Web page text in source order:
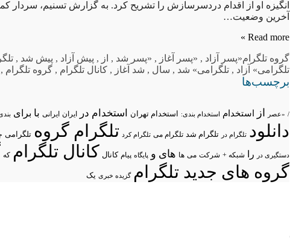
انگیزه او از اقدام دردسرسازش را تشریح کرد. به گزارش تسنیم، سردار
آخرین وضعیت…
Read more »
گروه تلگرام«پسر آزاد , «پسر آغاز , «پسر شد , از , پیش آزاد , پیش شد ,
تلگرامی» آزاد , تلگرامی» شد , سال , شد آغاز , کانال تلگرام , گروه تلگرام ,
برچسب‌ها
/ «عصر از استخدام استخدام بندی: استخدام تهران استخدام در ایران ایرانی با برای
دانلود تلگرام در تلگرام شد تلگرام می تلگرام کرد تلگرام گروه تلگرامی
دستگیری در را شبکه + شرکت می ها های و پایگاه پیام کانال کانال تلگرام که
گروه های جدید تلگرام گزیده خبری یک